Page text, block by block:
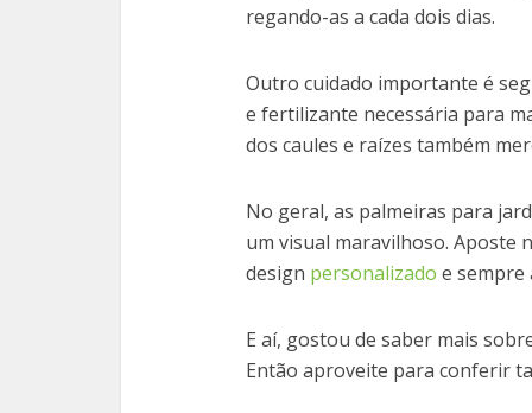
regando-as a cada dois dias.
Outro cuidado importante é
e fertilizante necessária para
dos caules e raízes também
No geral, as palmeiras para
um visual maravilhoso. Aposte
design personalizado e sempre
E aí, gostou de saber mais
Então aproveite para conferir